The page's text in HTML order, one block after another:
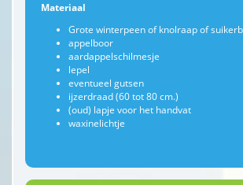
Materiaal
Grote winterpeen of knolraap of
appelboor
aardappelschilmesje
lepel
eventueel gutsen
ijzerdraad (60 tot 80 cm.)
(oud) lapje voor het handvat
waxinelichtje